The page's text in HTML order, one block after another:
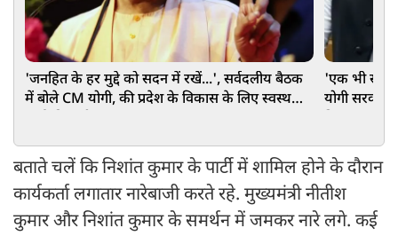
'जनहित के हर मुद्दे को सदन में रखें...', सर्वदलीय बैठक
में बोले CM योगी, की प्रदेश के विकास के लिए स्वस्थ
'एक भी
योगी
बताते चलें कि निशांत कुमार के पार्टी में शामिल होने के दौरान
कार्यकर्ता लगातार नारेबाजी करते रहे. मुख्यमंत्री नीतीश
कुमार और निशांत कुमार के समर्थन में जमकर नारे लगे. कई